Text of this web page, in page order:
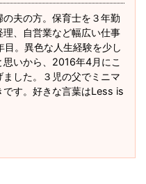
夫の方。保育士を３年勤
、自営業など幅広い仕事
目。異色な人生経験を少し
思いから、2016年4月にこ
した。３児の父でミニマ
です。好きな言葉はLess is